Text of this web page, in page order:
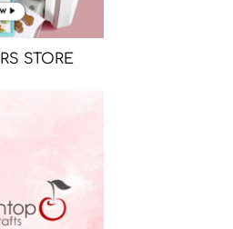
STORE